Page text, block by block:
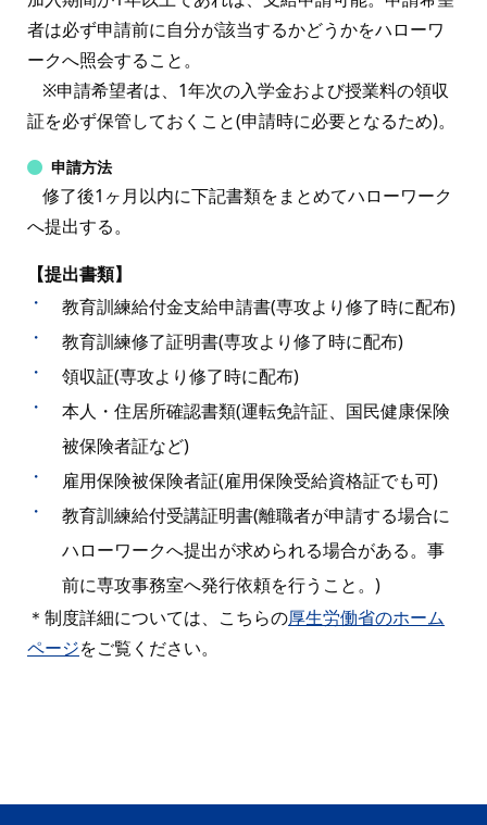
者は必ず申請前に自分が該当するかどうかをハローワ
ークへ照会すること。
※申請希望者は、1年次の入学金および授業料の領収
証を必ず保管しておくこと(申請時に必要となるため)。
申請方法
修了後1ヶ月以内に下記書類をまとめてハローワーク
へ提出する。
【提出書類】
・
教育訓練給付金支給申請書(専攻より修了時に配布)
・
教育訓練修了証明書(専攻より修了時に配布)
・
領収証(専攻より修了時に配布)
・
本人・住居所確認書類(運転免許証、国民健康保険
被保険者証など)
・
雇用保険被保険者証(雇用保険受給資格証でも可)
・
教育訓練給付受講証明書(離職者が申請する場合に
ハローワークへ提出が求められる場合がある。事
前に専攻事務室へ発行依頼を行うこと。)
＊制度詳細については、こちらの厚生労働省のホーム
ページをご覧ください。